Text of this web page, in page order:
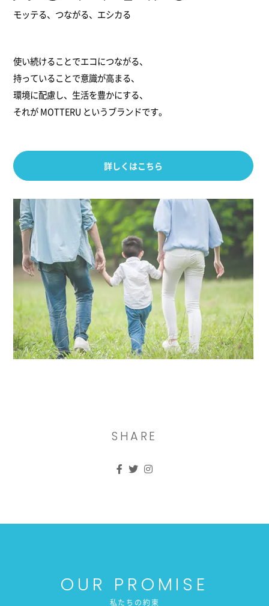
モッテる、つながる、エシカる
使い続けることでエコにつながる、
持っていることで意識が高まる、
環境に配慮し、生活を豊かにする、
それが MOTTERU というブランドです。
詳しくはこちら
SHARE
OUR PROMISE
私たちの約束